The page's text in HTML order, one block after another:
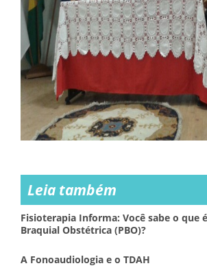
Leia também
Fisioterapia Informa: Você sabe o que
Braquial Obstétrica (PBO)?
A Fonoaudiologia e o TDAH